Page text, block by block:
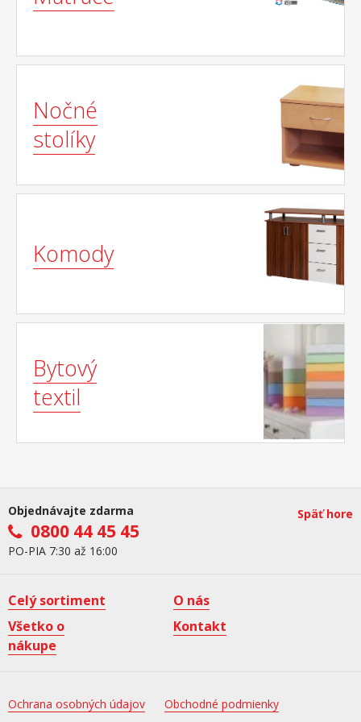
Nočné
stolíky
Komody
Bytový
textil
Objednávajte zdarma
0800 44 45 45
PO-PIA 7:30 až 16:00
Späť hore
Celý sortiment
O nás
Všetko o
nákupe
Kontakt
Ochrana osobných údajov Obchodné podmienky